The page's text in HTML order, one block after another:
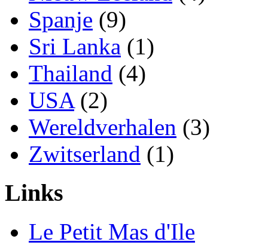
Spanje (9)
Sri Lanka (1)
Thailand (4)
USA(2)
Wereldverhalen (3)
Zwitserland (1)
Links
Le Petit Mas d'Ile